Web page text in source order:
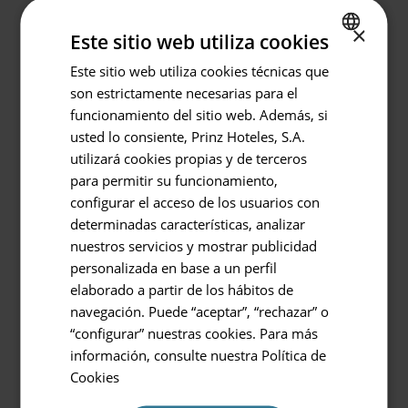
Volver
Hotel o Destino
Prinsotel Mal Pas - Adults Only
Entrada / Salida
06.08.2026 - 07.08.2026
Ocupación
2 personas
Código Promocional
Dormitorio con cama
Baño integrado en la
de ducha efecto lluvia
Balcón Kit de planchado
Además incluye
SPANISH
×
Este sitio web utiliza cookies
Este sitio web utiliza cookies técnicas que
son estrictamente necesarias para el
funcionamiento del sitio web. Además, si
usted lo consiente, Prinz Hoteles, S.A.
utilizará cookies propias y de terceros
para permitir su funcionamiento,
configurar el acceso de los usuarios con
determinadas características, analizar
nuestros servicios y mostrar publicidad
personalizada en base a un perfil
elaborado a partir de los hábitos de
navegación. Puede “aceptar”, “rechazar” o
“configurar” nuestras cookies. Para más
información, consulte nuestra Política de
Cookies